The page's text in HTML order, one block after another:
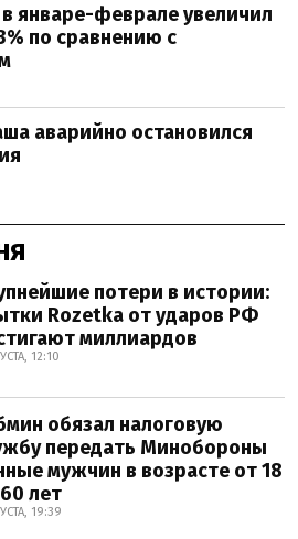
январе-феврале увеличил
по сравнению с
аварийно остановился
потери в истории:
Rozetka от ударов РФ
миллиардов
12:10
обязал налоговую
передать Минобороны
мужчин в возрасте от 18
лет
19:39